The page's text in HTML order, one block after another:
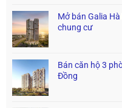
Mở bán Galia
chung cư
Bán căn hộ 3
Đồng